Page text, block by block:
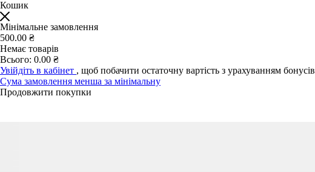
Кошик
Мінімальне замовлення
500.00 ₴
Немає товарів
Всього: 0.00 ₴
Увійдіть в кабінет , щоб побачити остаточну вартість з урахуванням бонусів
Сума замовлення менша за мінімальну
Продовжити покупки